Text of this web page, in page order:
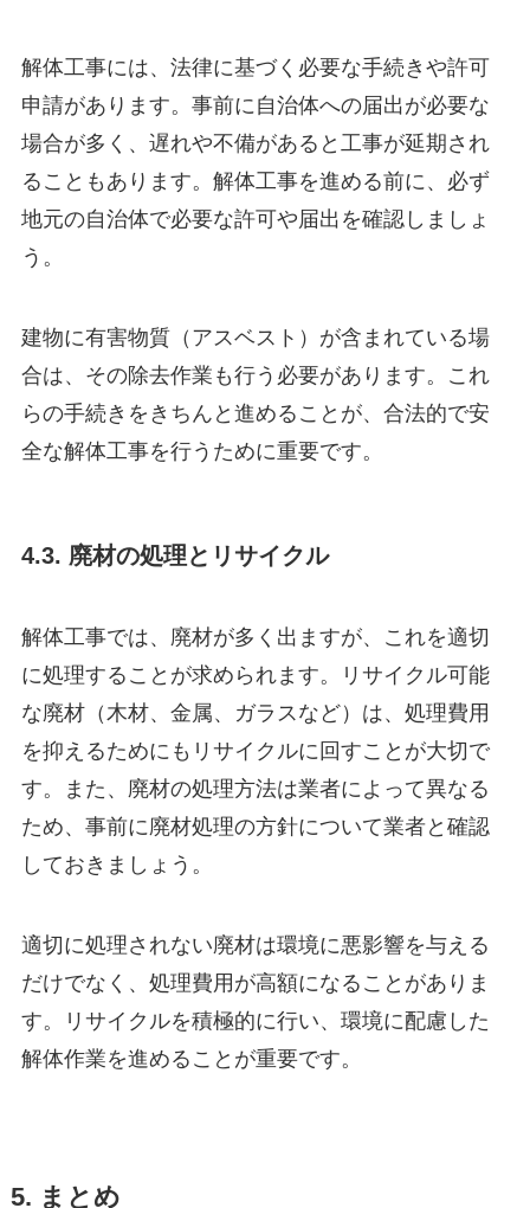
解体工事には、法律に基づく必要な手続きや許可
申請があります。事前に自治体への届出が必要な
場合が多く、遅れや不備があると工事が延期され
ることもあります。解体工事を進める前に、必ず
地元の自治体で必要な許可や届出を確認しましょ
う。
建物に有害物質（アスベスト）が含まれている場
合は、その除去作業も行う必要があります。これ
らの手続きをきちんと進めることが、合法的で安
全な解体工事を行うために重要です。
4.3. 廃材の処理とリサイクル
解体工事では、廃材が多く出ますが、これを適切
に処理することが求められます。リサイクル可能
な廃材（木材、金属、ガラスなど）は、処理費用
を抑えるためにもリサイクルに回すことが大切で
す。また、廃材の処理方法は業者によって異なる
ため、事前に廃材処理の方針について業者と確認
しておきましょう。
適切に処理されない廃材は環境に悪影響を与える
だけでなく、処理費用が高額になることがありま
す。リサイクルを積極的に行い、環境に配慮した
解体作業を進めることが重要です。
5. まとめ